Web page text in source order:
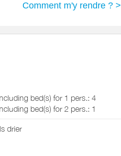
Comment m'y rendre ? >
bed(s) for 1 pers.: 4
bed(s) for 2 pers.: 1
drier